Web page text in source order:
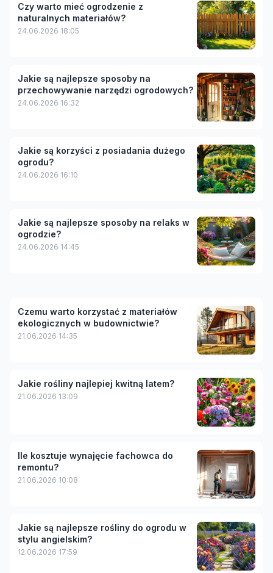
Czy warto mieć ogrodzenie z
naturalnych materiałów?
24.06.2026 18:05
Jakie są najlepsze sposoby na
przechowywanie narzędzi ogrodowych?
24.06.2026 16:32
Jakie są korzyści z posiadania dużego
ogrodu?
24.06.2026 16:10
Jakie są najlepsze sposoby na relaks w
ogrodzie?
24.06.2026 14:45
Czemu warto korzystać z materiałów
ekologicznych w budownictwie?
21.06.2026 14:35
Jakie rośliny najlepiej kwitną latem?
21.06.2026 13:09
Ile kosztuje wynajęcie fachowca do
remontu?
21.06.2026 10:08
Jakie są najlepsze rośliny do ogrodu w
stylu angielskim?
12.06.2026 17:59